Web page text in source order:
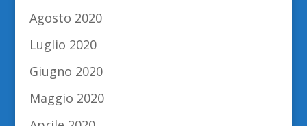
Agosto 2020
Luglio 2020
Giugno 2020
Maggio 2020